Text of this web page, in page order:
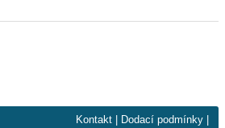
Kontakt Dodací podmínky